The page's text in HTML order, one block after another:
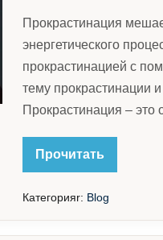
Прокрастинация
энергетического
прокрастинацией с
тему прокрастинации
Прокрастинация – это
Прочитать
Категорияr: Blog